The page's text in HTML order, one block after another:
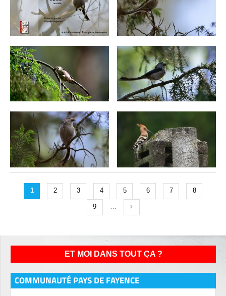
1 2 3 4 5 6 7 8
9
ET MOI DANS TOUT ÇA ?
COMMUNAUTÉ PAYS DE FAYENCE